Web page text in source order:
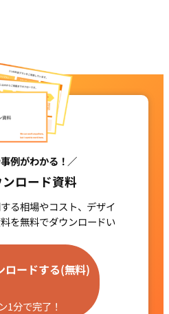
例がわかる！／
ロード資料
る相場やコスト、デザイ
を無料でダウンロードい
ロードする(無料)
1分で完了！